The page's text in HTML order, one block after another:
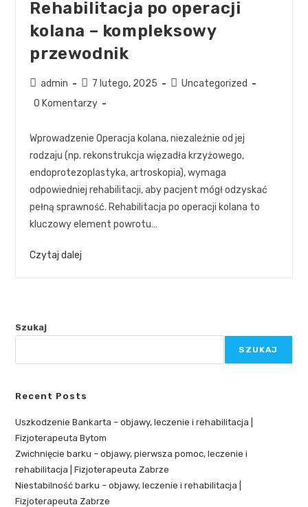
Rehabilitacja po operacji
kolana – kompleksowy
przewodnik
admin 7 lutego, 2025
Uncategorized
0 Komentarzy
Wprowadzenie Operacja kolana, niezależnie od jej
rodzaju (np. rekonstrukcja więzadła krzyżowego,
endoprotezoplastyka, artroskopia), wymaga
odpowiedniej rehabilitacji, aby pacjent mógł odzyskać
pełną sprawność. Rehabilitacja po operacji kolana to
kluczowy element powrotu…
Czytaj dalej
Szukaj
SZUKAJ
Recent Posts
Uszkodzenie Bankarta – objawy, leczenie i rehabilitacja |
Fizjoterapeuta Bytom
Zwichnięcie barku – objawy, pierwsza pomoc, leczenie i
rehabilitacja | Fizjoterapeuta Zabrze
Niestabilność barku – objawy, leczenie i rehabilitacja |
Fizjoterapeuta Zabrze